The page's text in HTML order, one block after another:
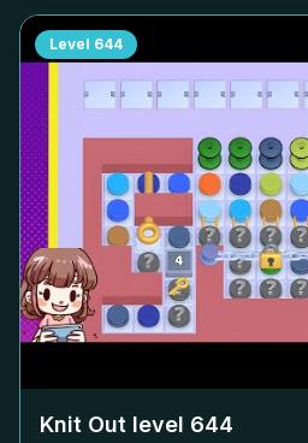
Level 644
Knit Out level 644